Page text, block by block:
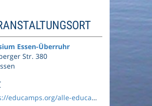
Essen-Überruhr
Str. 380
alle-educamps/ecruhr25/